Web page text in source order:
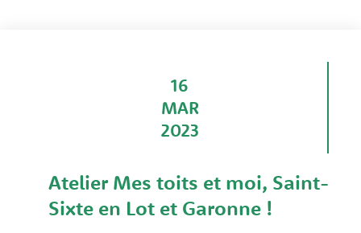
16
MAR
2023
Atelier Mes toits et moi, Saint-
Sixte en Lot et Garonne !